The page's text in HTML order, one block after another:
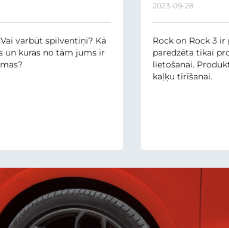
un kurš
jums ir
varbūt spilventiņi? Kā
un kuras no tām jums ir
2023-09-28
Rock on Rock 3
paredzēta tikai
lietošanai.
kaļķu tīrīšanai.